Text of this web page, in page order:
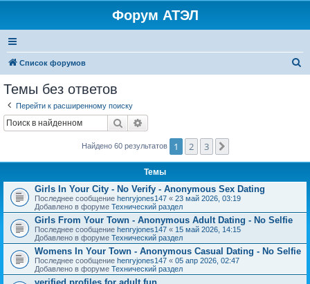
Форум АТЭЛ
Список форумов
Темы без ответов
Перейти к расширенному поиску
Поиск
Найдено 60 результатов 1 2 3
Темы
Girls In Your City - No Verify - Anonymous Sex Dating
Последнее сообщение henryjones147 « 23 май 2026, 03:19
Добавлено в форуме Технический раздел
Girls From Your Town - Anonymous Adult Dating - No Selfie
Последнее сообщение henryjones147 « 15 май 2026, 14:15
Добавлено в форуме Технический раздел
Womens In Your Town - Anonymous Casual Dating - No Selfie
Последнее сообщение henryjones147 « 05 апр 2026, 02:47
Добавлено в форуме Технический раздел
verified profiles for adult fun